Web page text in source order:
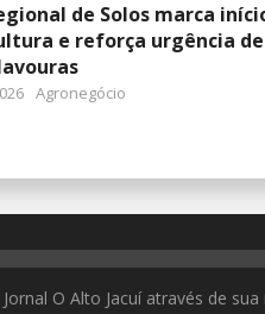
de Solos marca
e reforça urgência
Agronegócio
O Alto Jacuí através de